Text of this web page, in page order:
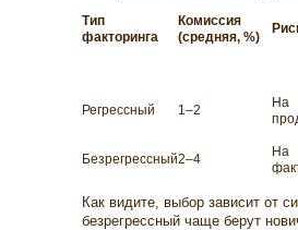
Тип
факторинга
Комиссия
(средняя, %)
Регрессный 1–2
На
Безрегрессный2–4
На
Как видите, выбор зависит от
безрегрессный чаще берут